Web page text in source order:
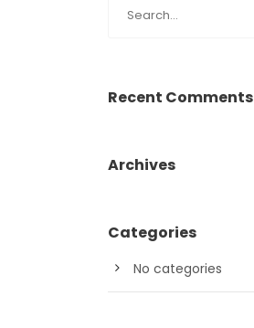
Recent Comments
Archives
Categories
No categories